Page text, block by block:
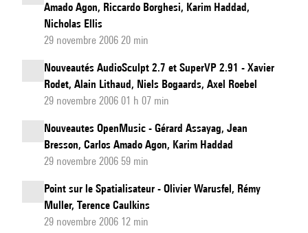
Amado Agon, Riccardo Borghesi, Karim Haddad,
Nicholas Ellis
29 novembre 2006 20 min
Nouveautés AudioSculpt 2.7 et SuperVP 2.91 - Xavier
Rodet, Alain Lithaud, Niels Bogaards, Axel Roebel
29 novembre 2006 01 h 07 min
Nouveautes OpenMusic - Gérard Assayag, Jean
Bresson, Carlos Amado Agon, Karim Haddad
29 novembre 2006 59 min
Point sur le Spatialisateur - Olivier Warusfel, Rémy
Muller, Terence Caulkins
29 novembre 2006 12 min